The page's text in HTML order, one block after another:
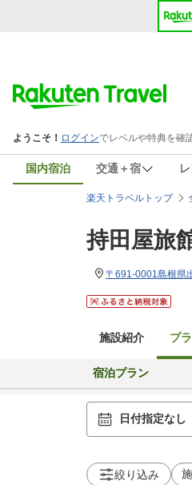
国内宿泊 交通＋宿
楽天トラベルトップ
持田屋旅
〒691-0001島根県
施設紹介 プ
宿泊プラン
日付指定なし
絞り込み